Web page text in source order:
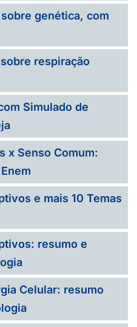
genética, com
respiração
Simulado de
x Senso Comum:
e mais 10 Temas
resumo e
Celular: resumo